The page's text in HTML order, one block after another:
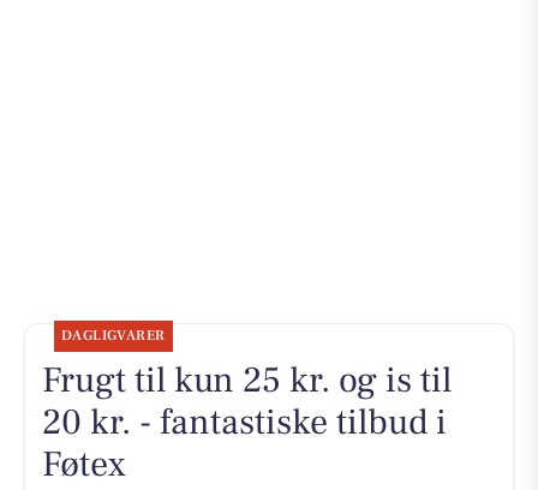
DAGLIGVARER
Frugt til kun 25 kr. og is til
20 kr. - fantastiske tilbud i
Føtex